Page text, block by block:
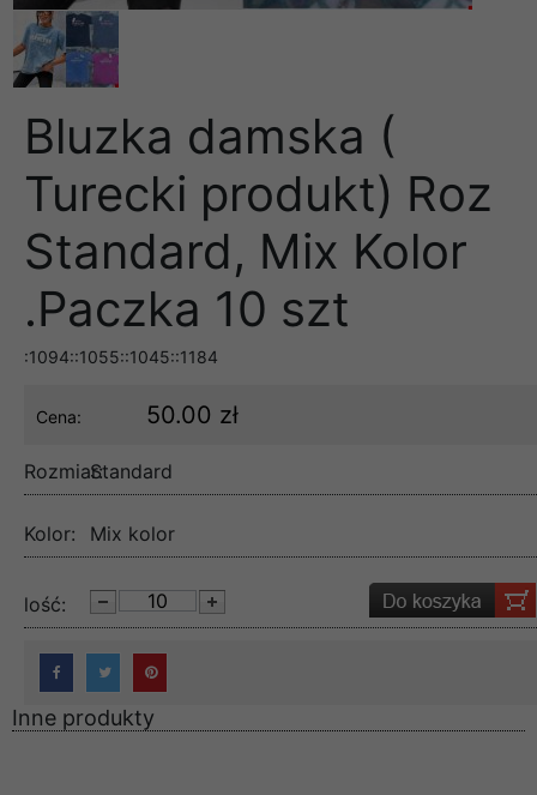
Bluzka damska (
Turecki produkt) Roz
Standard, Mix Kolor
.Paczka 10 szt
:1094::1055::1045::1184
Cena: 50.00 zł
Rozmiar:Standard
Kolor: Mix kolor
lość:
Inne produkty